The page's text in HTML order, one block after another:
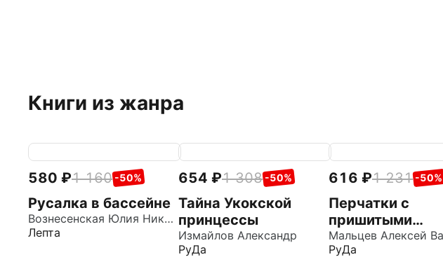
Книги из жанра
580 1 160 -50%
Русалка в бассейне
Вознесенская Юлия Николаевна
Лепта
654 1 308 -50%
Тайна Укокской
принцессы
Измайлов Александр
РуДа
616 1 231 -50%
Перчатки с
пришитыми
пальцами
РуДа